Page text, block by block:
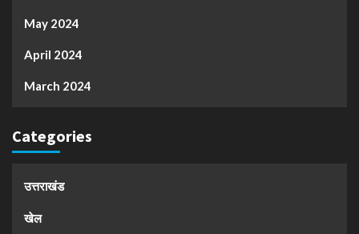
May 2024
April 2024
March 2024
Categories
उत्तराखंड
खेल